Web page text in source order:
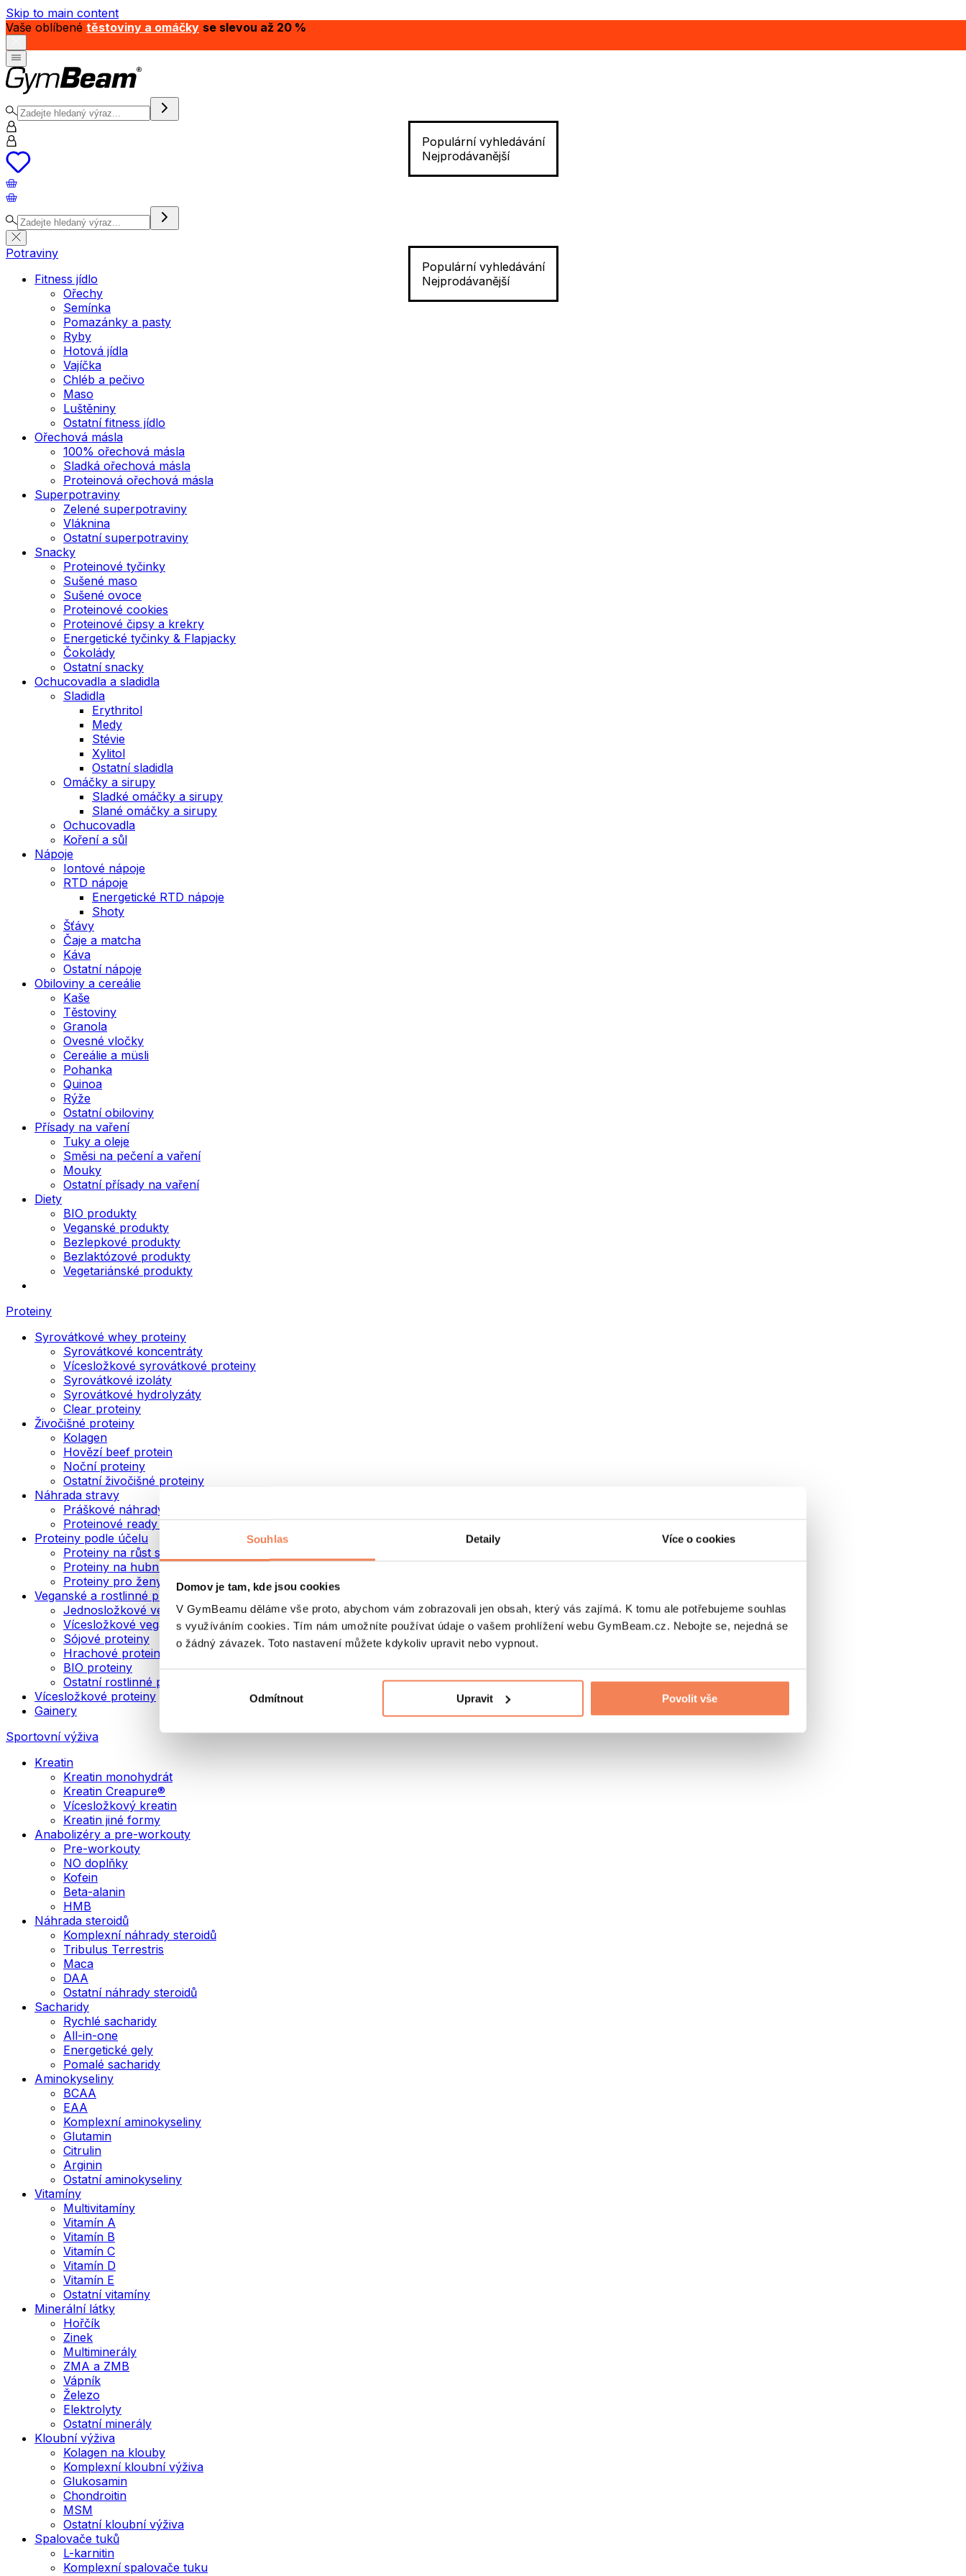
Souhlas Detaily Více o cookies
Domov je tam, kde jsou cookies
V GymBeamu děláme vše proto, abychom vám zobrazovali jen obsah, který vás zajímá. K tomu ale potřebujeme souhlas
s využíváním cookies. Tím nám umožníte používat údaje o vašem prohlížení webu GymBeam.cz. Nebojte se, nejedná se
o žádný závazek. Toto nastavení můžete kdykoliv upravit nebo vypnout.
Odmítnout Upravit Povolit vše
Skip to main content
Vaše oblíbené těstoviny a omáčky se slevou až 20 %
Populární vyhledávání
Nejprodávanější
Populární vyhledávání
Nejprodávanější
Potraviny
Fitness jídlo
Ořechy
Semínka
Pomazánky a pasty
Ryby
Hotová jídla
Vajíčka
Chléb a pečivo
Maso
Luštěniny
Ostatní fitness jídlo
Ořechová másla
100% ořechová másla
Sladká ořechová másla
Proteinová ořechová másla
Superpotraviny
Zelené superpotraviny
Vláknina
Ostatní superpotraviny
Snacky
Proteinové tyčinky
Sušené maso
Sušené ovoce
Proteinové cookies
Proteinové čipsy a krekry
Energetické tyčinky & Flapjacky
Čokolády
Ostatní snacky
Ochucovadla a sladidla
Sladidla
Erythritol
Medy
Stévie
Xylitol
Ostatní sladidla
Omáčky a sirupy
Sladké omáčky a sirupy
Slané omáčky a sirupy
Ochucovadla
Koření a sůl
Nápoje
Iontové nápoje
RTD nápoje
Energetické RTD nápoje
Shoty
Šťávy
Čaje a matcha
Káva
Ostatní nápoje
Obiloviny a cereálie
Kaše
Těstoviny
Granola
Ovesné vločky
Cereálie a müsli
Pohanka
Quinoa
Rýže
Ostatní obiloviny
Přísady na vaření
Tuky a oleje
Směsi na pečení a vaření
Mouky
Ostatní přísady na vaření
Diety
BIO produkty
Veganské produkty
Bezlepkové produkty
Bezlaktózové produkty
Vegetariánské produkty
Proteiny
Syrovátkové whey proteiny
Syrovátkové koncentráty
Vícesložkové syrovátkové proteiny
Syrovátkové izoláty
Syrovátkové hydrolyzáty
Clear proteiny
Živočišné proteiny
Kolagen
Hovězí beef protein
Noční proteiny
Ostatní živočišné proteiny
Náhrada stravy
Práškové náhrady stravy
Proteinové ready to drink nápoje
Proteiny podle účelu
Proteiny na růst svalů
Proteiny na hubnutí
Proteiny pro ženy
Veganské a rostlinné proteiny
Jednosložkové veganské proteiny
Vícesložkové veganské proteiny
Sójové proteiny
Hrachové proteiny
BIO proteiny
Ostatní rostlinné proteiny
Vícesložkové proteiny
Gainery
Sportovní výživa
Kreatin
Kreatin monohydrát
Kreatin Creapure®
Vícesložkový kreatin
Kreatin jiné formy
Anabolizéry a pre-workouty
Pre-workouty
NO doplňky
Kofein
Beta-alanin
HMB
Náhrada steroidů
Komplexní náhrady steroidů
Tribulus Terrestris
Maca
DAA
Ostatní náhrady steroidů
Sacharidy
Rychlé sacharidy
All-in-one
Energetické gely
Pomalé sacharidy
Aminokyseliny
BCAA
EAA
Komplexní aminokyseliny
Glutamin
Citrulin
Arginin
Ostatní aminokyseliny
Vitamíny
Multivitamíny
Vitamín A
Vitamín B
Vitamín C
Vitamín D
Vitamín E
Ostatní vitamíny
Minerální látky
Hořčík
Zinek
Multiminerály
ZMA a ZMB
Vápník
Železo
Elektrolyty
Ostatní minerály
Kloubní výživa
Kolagen na klouby
Komplexní kloubní výživa
Glukosamin
Chondroitin
MSM
Ostatní kloubní výživa
Spalovače tuků
L-karnitin
Komplexní spalovače tuku